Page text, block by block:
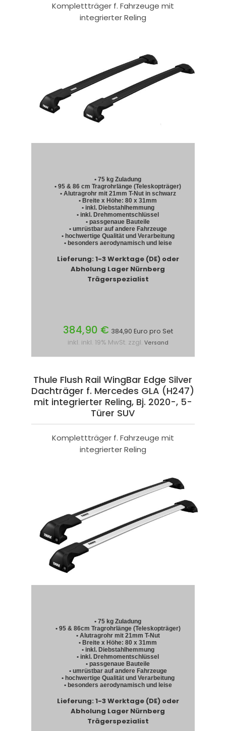
Komplettträger f. Fahrzeuge mit
integrierter Reling
• 75 kg Zuladung
• 95 & 86 cm Tragrohrlänge (Teleskopträger)
• Alutragrohr mit 21mm T-Nut in schwarz
• Breite x Höhe: 80 x 31mm
• inkl. Diebstahlhemmung
• inkl. Drehmomentschlüssel
• passgenaue Bauteile
• umrüstbar auf andere Fahrzeuge
• hochwertige Qualität und Verarbeitung
• besonders aerodynamisch und leise
Lieferung: 1-3 Werktage (DE) oder
Abholung Lager Nürnberg
Trägerspezialist
384,90 € 384,90 Euro pro Set
inkl. inkl. 19% MwSt. zzgl. Versand
Thule Flush Rail WingBar Edge Silver
Dachträger f. Mercedes GLA (H247)
mit integrierter Reling, Bj. 2020-, 5-
Türer SUV
Komplettträger f. Fahrzeuge mit
integrierter Reling
• 75 kg Zuladung
• 95 & 86cm Tragrohrlänge (Teleskopträger)
• Alutragrohr mit 21mm T-Nut
• Breite x Höhe: 80 x 31mm
• inkl. Diebstahlhemmung
• inkl. Drehmomentschlüssel
• passgenaue Bauteile
• umrüstbar auf andere Fahrzeuge
• hochwertige Qualität und Verarbeitung
• besonders aerodynamisch und leise
Lieferung: 1-3 Werktage (DE) oder
Abholung Lager Nürnberg
Trägerspezialist